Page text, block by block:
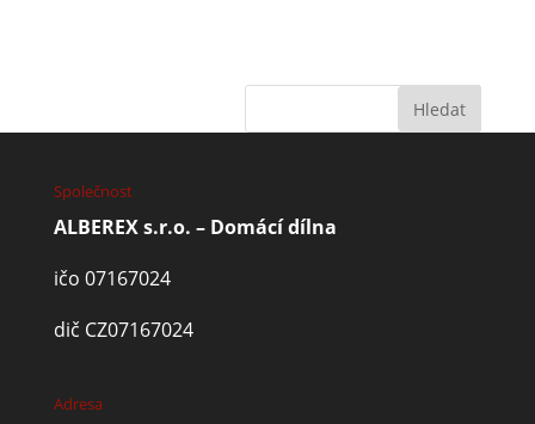
Společnost
ALBEREX s.r.o. – Domácí dílna
ičo 07167024
dič CZ07167024
Adresa